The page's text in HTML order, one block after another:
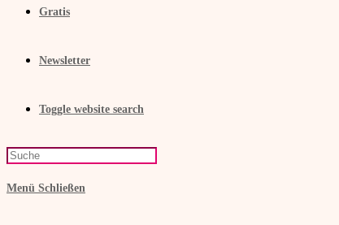
Gratis
Newsletter
Toggle website search
Menü Schließen